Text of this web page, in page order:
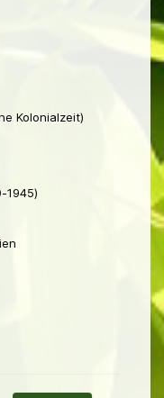
Kolonialzeit)
1945)